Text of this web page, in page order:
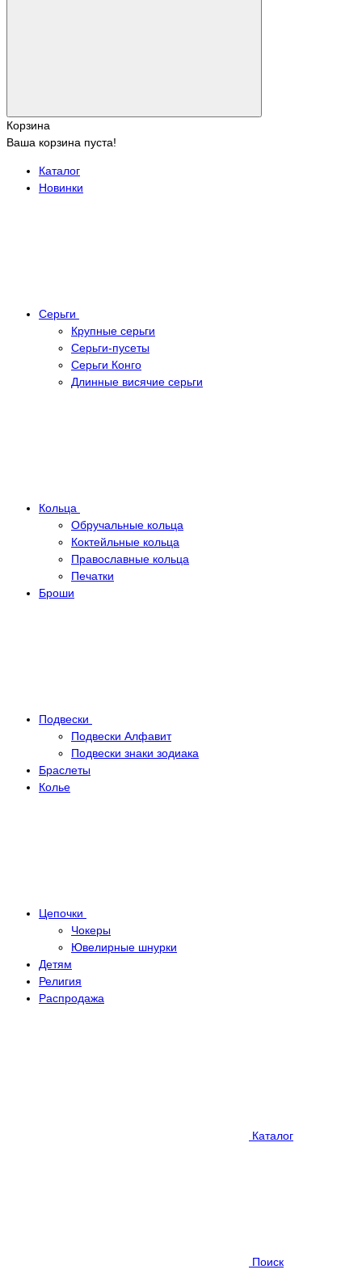
Корзина
Ваша корзина пуста!
Каталог
Новинки
Серьги
Крупные серьги
Серьги-пусеты
Серьги Конго
Длинные висячие серьги
Кольца
Обручальные кольца
Коктейльные кольца
Православные кольца
Печатки
Броши
Подвески
Подвески Алфавит
Подвески знаки зодиака
Браслеты
Колье
Цепочки
Чокеры
Ювелирные шнурки
Детям
Религия
Распродажа
Каталог
Поиск